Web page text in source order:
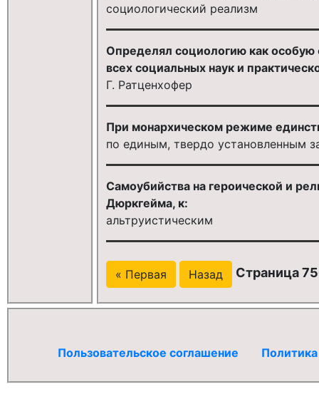
социологический реализм
Определял социологию как
всех социальных наук и
Г. Ратценхофер
При монархическом режиме
по единым, твердо установленным
Самоубийства на героической и
Дюркгейма, к:
альтруистическим
« Первая Назад Страница
Пользовательское соглашение